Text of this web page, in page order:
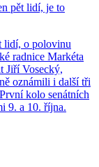
pět lidí, je to
lidí, o polovinu
radnice Markéta
Jiří Vosecký,
oznámili i další tři
kolo senátních
9. a 10. října.